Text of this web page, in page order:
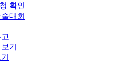
확인
대회
기